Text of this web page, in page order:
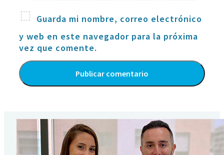
Guarda mi nombre, correo electrónico
y web en este navegador para la próxima
vez que comente.